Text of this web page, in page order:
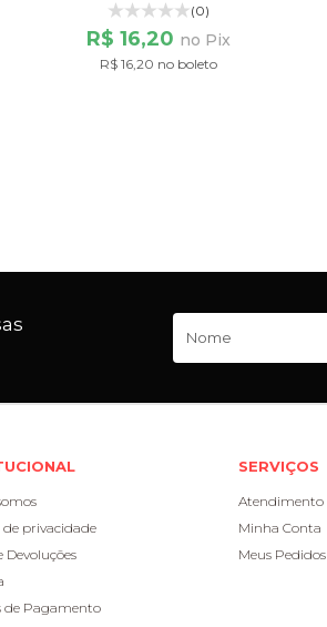
(0)
R$ 16,20 no Pix
R$ 16,20 no boleto
privacidade
Devoluções
de Pagamento
SERVIÇOS
Atendimento
Minha Conta
Meus Pedidos